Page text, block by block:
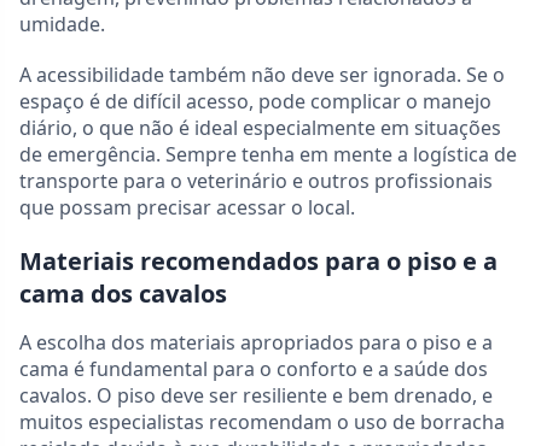
umidade.
A acessibilidade também não deve ser ignorada. Se o
espaço é de difícil acesso, pode complicar o manejo
diário, o que não é ideal especialmente em situações
de emergência. Sempre tenha em mente a logística de
transporte para o veterinário e outros profissionais
que possam precisar acessar o local.
Materiais recomendados para o piso e a
cama dos cavalos
A escolha dos materiais apropriados para o piso e a
cama é fundamental para o conforto e a saúde dos
cavalos. O piso deve ser resiliente e bem drenado, e
muitos especialistas recomendam o uso de borracha